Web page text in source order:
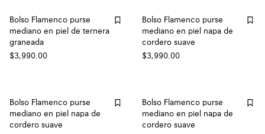
Bolso Flamenco purse
mediano en piel de ternera
graneada
$3,990.00
Bolso Flamenco purse
mediano en piel napa de
cordero suave
$3,990.00
Bolso Flamenco purse
mediano en piel napa de
cordero suave
Bolso Flamenco purse
mediano en piel napa de
cordero suave